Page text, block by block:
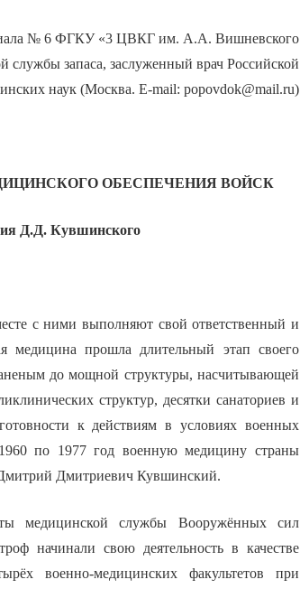
№ 6 ФГКУ «3 ЦВКГ им. А.А. Вишневского
запаса, заслуженный врач Российской
наук (Москва. E-mail: popovdok@mail.ru)
ОБЕСПЕЧЕНИЯ ВОЙСК
Д.Д. Кувшинского
с ними выполняют свой ответственный и
медицина прошла длительный этап своего
до мощной структуры, насчитывающей
структур, десятки санаториев и
к действиям в условиях военных
по 1977 год военную медицину страны
Дмитриевич Кувшинский.
медицинской службы Вооружённых сил
начинали свою деятельность в качестве
военно-медицинских факультетов при